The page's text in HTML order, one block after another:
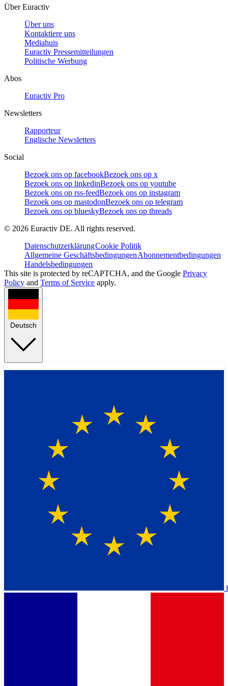
Über Euractiv
Über uns
Kontaktiere uns
Mediahuis
Euractiv Pressemitteilungen
Politische Werbung
Abos
Euractiv Pro
Newsletters
Rapporteur
Englische Newsletters
Social
Bezoek ons op facebookBezoek ons op x
Bezoek ons op linkedinBezoek ons op youtube
Bezoek ons op rss-feedBezoek ons op instagram
Bezoek ons op mastodonBezoek ons op telegram
Bezoek ons op blueskyBezoek ons op threads
© 2026 Euractiv DE. All rights reserved.
DatenschutzerklärungCookie Politik
Allgemeine GeschäftsbedingungenAbonnementbedingungen
Handelsbedingungen
This site is protected by reCAPTCHA, and the Google Privacy
Policy and Terms of Service apply.
Deutsch